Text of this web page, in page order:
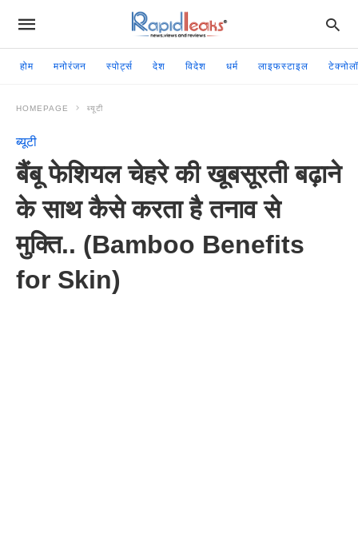
होम मनोरंजन स्पोर्ट्स देश विदेश धर्म लाइफस्टाइल
HOMEPAGE ब्यूटी
ब्यूटी
बैंबू फेशियल चेहरे की खूबसूरती बढ़ाने
के साथ कैसे करता है तनाव से
मुक्ति.. (Bamboo Benefits
for Skin)